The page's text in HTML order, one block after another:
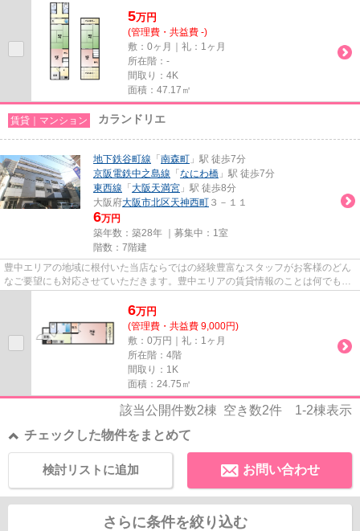
5万円
(管理費・共益費 -)
敷：0ヶ月｜礼：1ヶ月
所在階：-
間取り：4K
面積：47.17㎡
賃貸｜マンション カランドリエ
地下鉄谷町線 「 南森町 」駅 徒歩7分
京阪電鉄中之島線 「 なにわ橋 」駅 徒歩7分
東西線 「 大阪天満宮 」駅 徒歩8分
大阪府大阪市北区天神西町 ３－１１
6万円
築年数：築28年 ｜募集中： 1室
階数：7階建
豊中エリアの地域に根付いた当店ならではの経験豊富なスタッフがお客様のどん
なご要望にも対応させていただきます。豊中エリアの賃貸情報のことは何でもお
6万円
(管理費・共益費 9,000円)
敷：0万円｜礼：1ヶ月
所在階：4階
間取り：1K
面積：24.75㎡
該当公開件数2棟 空き数2件 1-2棟表示
チェックした物件をまとめて
お問い合わせ
検討リストに追加
さらに条件を絞り込む